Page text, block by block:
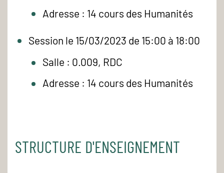
Adresse : 14 cours des Humanités
Session le 15/03/2023 de 15:00 à 18:00
Salle : 0.009, RDC
Adresse : 14 cours des Humanités
STRUCTURE D'ENSEIGNEMENT